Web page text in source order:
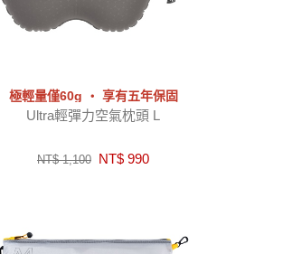
極輕量僅60g ‧ 享有五年保固
Ultra輕彈力空氣枕頭 L
NT$ 1,100 NT$ 990